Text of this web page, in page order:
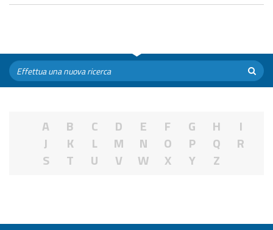
A B C D E F G H
I
J
K L M N O P Q
R
S
T U V W X Y Z